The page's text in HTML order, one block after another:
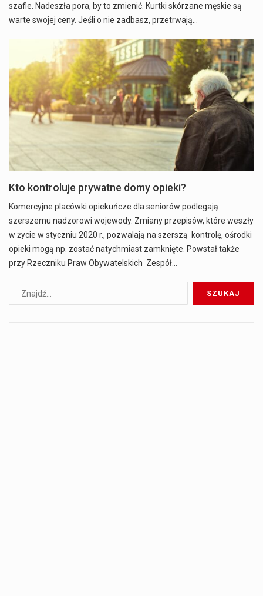
szafie. Nadeszła pora, by to zmienić. Kurtki skórzane męskie są
warte swojej ceny. Jeśli o nie zadbasz, przetrwają…
Kto kontroluje prywatne domy opieki?
Komercyjne placówki opiekuńcze dla seniorów podlegają
szerszemu nadzorowi wojewody. Zmiany przepisów, które weszły
w życie w styczniu 2020 r., pozwalają na szerszą kontrolę, ośrodki
opieki mogą np. zostać natychmiast zamknięte. Powstał także
przy Rzeczniku Praw Obywatelskich Zespół…